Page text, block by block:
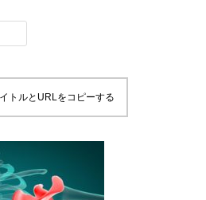
トルとURLをコピーする